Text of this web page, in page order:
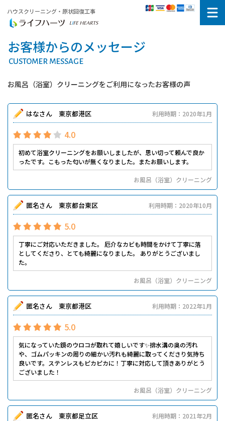
ハウスクリーニング・原状回復工事
お客様からのメッセージ
CUSTOMER MESSAGE
お風呂（浴室）クリーニングをご利用になったお客様の声
はなさん 東京都港区 利用時期：2020年1月
4.0
初めて浴室クリーニングをお願いしましたが、思い切って頼んで良か
ったです。こもった匂いが無くなりました。またお願いします。
お風呂（浴室）クリーニング
匿名さん 東京都台東区 利用時期：2020年10月
5.0
丁寧にご対応いただきました。 厄介なカビも時間をかけて丁寧に落
としてくださり、とても綺麗になりました。 ありがとうございまし
た。
お風呂（浴室）クリーニング
匿名さん 東京都港区 利用時期：2022年1月
5.0
気になっていた鏡のウロコが取れて嬉しいです✨排水溝の奥の汚れ
や、ゴムパッキンの周りの細かい汚れも綺麗に取ってくださり気持ち
良いです。ステンレスもピカピカに！丁寧に対応して頂きありがとう
ございました！
お風呂（浴室）クリーニング
匿名さん 東京都足立区 利用時期：2021年2月